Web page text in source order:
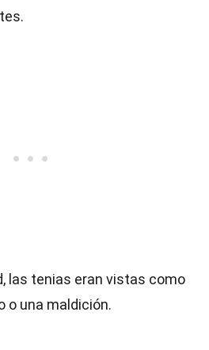
las tenias eran vistas como
o una maldición.